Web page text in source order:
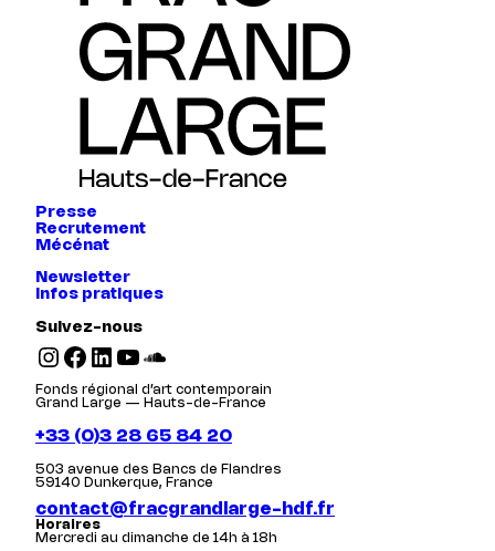
Presse
Recrutement
Mécénat
Newsletter
Infos pratiques
Suivez-nous
Instagram Facebook LinkedIn YouTube SoundCloud
Fonds régional d’art contemporain
Grand Large — Hauts-de-France
+33 (0)3 28 65 84 20
503 avenue des Bancs de Flandres
59140 Dunkerque, France
contact@fracgrandlarge-hdf.fr
Horaires
Mercredi au dimanche de 14h à 18h